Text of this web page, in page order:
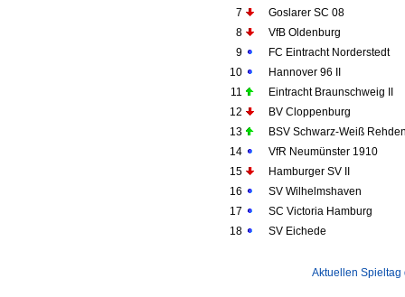
7
Goslarer SC 08
8
VfB Oldenburg
9
FC Eintracht Norderstedt
10
Hannover 96 II
11
Eintracht Braunschweig II
12
BV Cloppenburg
13
BSV Schwarz-Weiß
14
VfR Neumünster 1910
15
Hamburger SV II
16
SV Wilhelmshaven
17
SC Victoria Hamburg
18
SV Eichede
Aktuellen Spieltag